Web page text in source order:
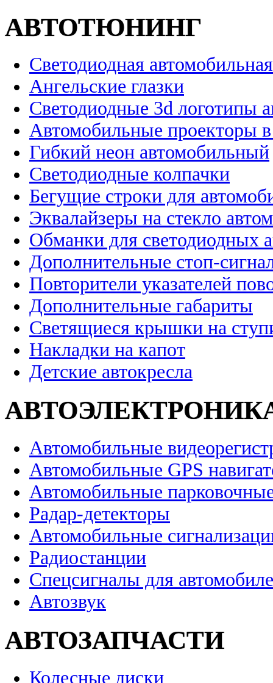
АВТОТЮНИНГ
Светодиодная
Ангельские глазки
Светодиодные 3d логотипы
Автомобильные проекторы
Гибкий неон автомобильный
Светодиодные колпачки
Бегущие строки для
Эквалайзеры на стекло
Обманки для светодиодных
Дополнительные стоп-
Повторители указателей
Дополнительные габариты
Светящиеся крышки на
Накладки на капот
Детские автокресла
Автомобильные
Автомобильные GPS
Автомобильные
Радар-детекторы
Автомобильные
Радиостанции
Спецсигналы для
Автозвук
АВТОЗАПЧАСТИ
Колесные диски